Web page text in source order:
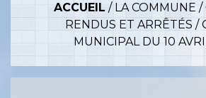
ACCUEIL / LA COMMUNE /
RENDUS ET ARRÊTÉS /
MUNICIPAL DU 10